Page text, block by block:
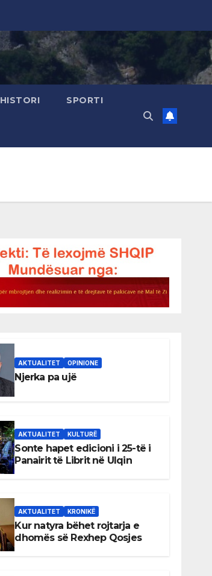
HISTORI SPORTI
AKTUALITET OPINIONE
Njerka pa ujë
AKTUALITET KULTURË
Sonte hapet edicioni i 25-të i
Panairit të Librit në Ulqin
AKTUALITET KRONIKË
Kur natyra bëhet rojtarja e
dhomës së Rexhep Qosjes